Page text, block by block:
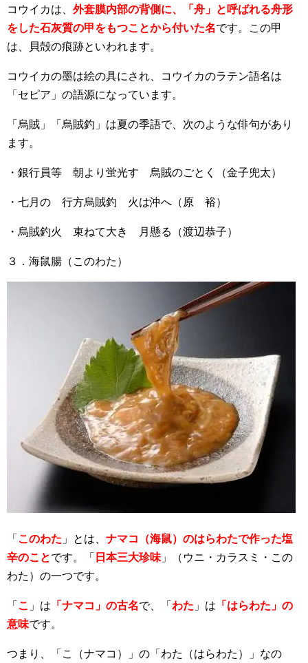
コウイカは、 外套膜内部の背側に、「舟」と呼ばれる舟形
をした石灰質の甲をもつことから付いた名です。この甲
は、貝殻の痕跡といわれます。
コウイカの墨は絵の具にされ、コウイカのラテン語名は
「セピア」の語源になっています。
「烏賊」「烏賊釣」は夏の季語で、次のような俳句があり
ます。
・銀行員等 朝より蛍光す 烏賊のごとく（金子兜太）
・七月の 行方烏賊釣 火は沖へ（原 裕）
・烏賊釣火 束ねて大き 月懸る（渡辺恭子）
３．海鼠腸（このわた）
「 このわた 」とは、 ナマコ（海鼠）のはらわたで作った塩
辛のことです。「 日本三大珍味 」（ウニ・カラスミ・この
わた）の一つです。
「 こ 」は 「ナマコ」の古名で、「 わた 」は 「はらわた」の
意味です。
つまり、「こ（ナマコ）」の「わた（はらわた）」なの